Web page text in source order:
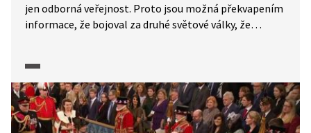
jen odborná veřejnost. Proto jsou možná překvapením
informace, že bojoval za druhé světové války, že
opona. A také že vytvořil sochu královny matky, prince
Philipa a že vrcholem jeho tvorby byla podobizna
královny Alžběty II. Mimochodem, vytvořil i sochu
malého prince Williama, budoucího anglického krále.